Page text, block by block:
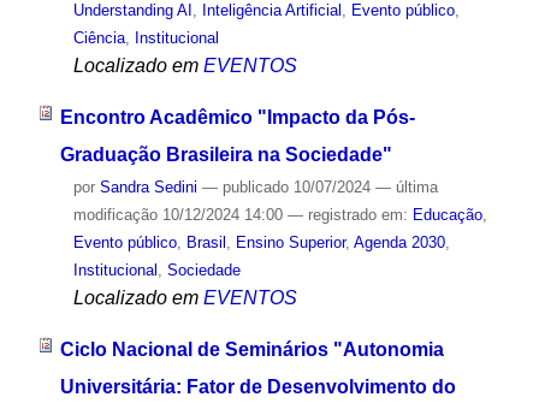
Understanding AI , Inteligência Artificial , Evento público,
Ciência, Institucional
Localizado em EVENTOS
Encontro Acadêmico "Impacto da Pós-
Graduação Brasileira na Sociedade"
por Sandra Sedini — publicado10/07/2024 — última
modificação10/12/2024 14:00 — registrado em: Educação,
Evento público, Brasil Ensino Superior, Agenda 2030,
Institucional
Sociedade
Localizado em EVENTOS
Ciclo Nacional de Seminários "Autonomia
Universitária: Fator de Desenvolvimento do